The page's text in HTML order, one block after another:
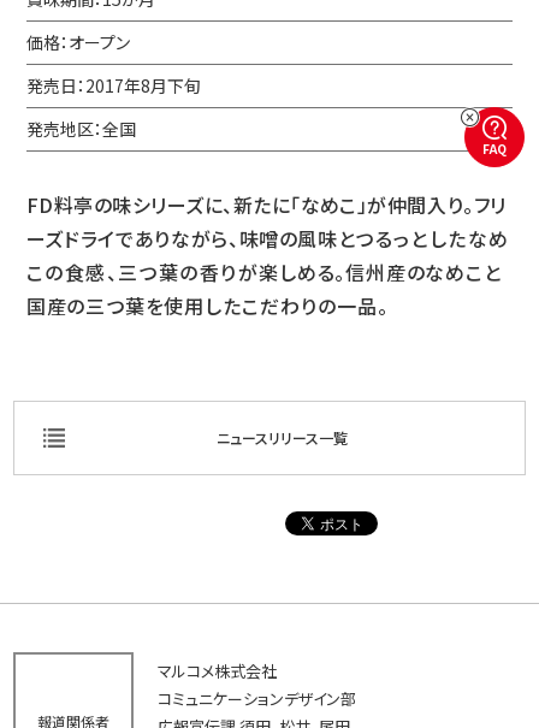
価格：オープン
発売日：2017年8月下旬
発売地区：全国
FD料亭の味シリーズに、新たに「なめこ」が仲間入り。フリ
ーズドライでありながら、味噌の風味とつるっとしたなめ
この食感、三つ葉の香りが楽しめる。信州産のなめこと
国産の三つ葉を使用 したこだわりの一品。
ニュースリリース一覧
報道関係者
マルコメ株式会社
コミュニケーションデザイン部
FAQ